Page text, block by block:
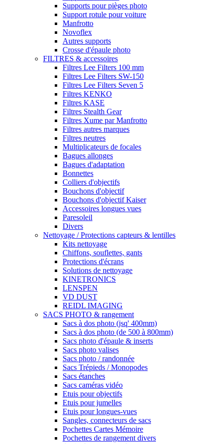
Supports pour pièges photo
Support rotule pour voiture
Manfrotto
Novoflex
Autres supports
Crosse d'épaule photo
FILTRES & accessoires
Filtres Lee Filters 100 mm
Filtres Lee Filters SW-150
Filtres Lee Filters Seven 5
Filtres KENKO
Filtres KASE
Filtres Stealth Gear
Filtres Xume par Manfrotto
Filtres autres marques
Filtres neutres
Multiplicateurs de focales
Bagues allonges
Bagues d'adaptation
Bonnettes
Colliers d'objectifs
Bouchons d'objectif
Bouchons d'objectif Kaiser
Accessoires longues vues
Paresoleil
Divers
Nettoyage / Protections capteurs & lentilles
Kits nettoyage
Chiffons, souflettes, gants
Protections d'écrans
Solutions de nettoyage
KINETRONICS
LENSPEN
VD DUST
REIDL IMAGING
SACS PHOTO & rangement
Sacs à dos photo (jsq' 400mm)
Sacs à dos photo (de 500 à 800mm)
Sacs photo d'épaule & inserts
Sacs photo valises
Sacs photo / randonnée
Sacs Trépieds / Monopodes
Sacs étanches
Sacs caméras vidéo
Etuis pour objectifs
Etuis pour jumelles
Etuis pour longues-vues
Sangles, connecteurs de sacs
Pochettes Cartes Mémoire
Pochettes de rangement divers